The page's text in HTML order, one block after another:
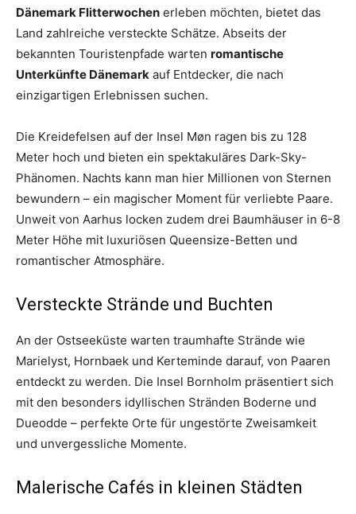
Dänemark Flitterwochen erleben möchten, bietet das
Land zahlreiche versteckte Schätze. Abseits der
bekannten Touristenpfade warten romantische
Unterkünfte Dänemark auf Entdecker, die nach
einzigartigen Erlebnissen suchen.
Die Kreidefelsen auf der Insel Møn ragen bis zu 128
Meter hoch und bieten ein spektakuläres Dark-Sky-
Phänomen. Nachts kann man hier Millionen von Sternen
bewundern – ein magischer Moment für verliebte Paare.
Unweit von Aarhus locken zudem drei Baumhäuser in 6-8
Meter Höhe mit luxuriösen Queensize-Betten und
romantischer Atmosphäre.
Versteckte Strände und Buchten
An der Ostseeküste warten traumhafte Strände wie
Marielyst, Hornbaek und Kerteminde darauf, von Paaren
entdeckt zu werden. Die Insel Bornholm präsentiert sich
mit den besonders idyllischen Stränden Boderne und
Dueodde – perfekte Orte für ungestörte Zweisamkeit
und unvergessliche Momente.
Malerische Cafés in kleinen Städten